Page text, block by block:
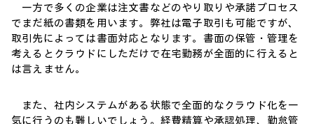
一方で多くの企業は注文書などのやり取りや承諾プロセス
でまだ紙の書類を用います。弊社は電子取引も可能ですが、
取引先によっては書面対応となります。書面の保管・管理を
考えるとクラウドにしただけで在宅勤務が全面的に行えると
は言えません。
また、社内システムがある状態で全面的なクラウド化を一
気に行うのも難しいでしょう。経費精算や承認処理、勤怠管